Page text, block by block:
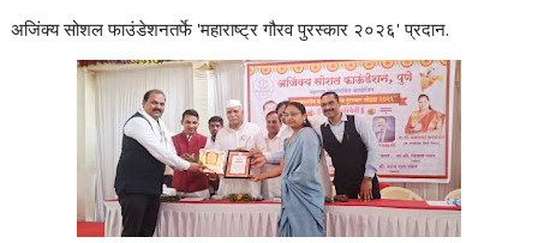
अजिंक्य सोशल फाउंडेशनतर्फे 'महाराष्ट्र गौरव पुरस्कार २०२६' प्रदान.